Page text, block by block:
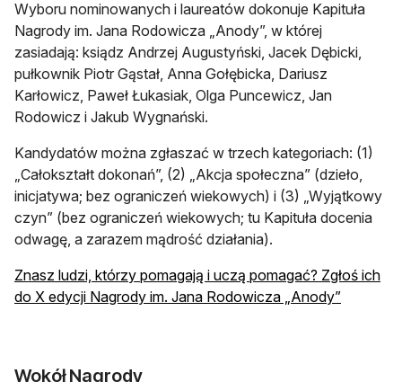
Wyboru nominowanych i laureatów dokonuje Kapituła
Nagrody im. Jana Rodowicza „Anody”, w której
zasiadają: ksiądz Andrzej Augustyński, Jacek Dębicki,
pułkownik Piotr Gąstał, Anna Gołębicka, Dariusz
Karłowicz, Paweł Łukasiak, Olga Puncewicz, Jan
Rodowicz i Jakub Wygnański.
Kandydatów można zgłaszać w trzech kategoriach: (1)
„Całokształt dokonań”, (2) „Akcja społeczna” (dzieło,
inicjatywa; bez ograniczeń wiekowych) i (3) „Wyjątkowy
czyn” (bez ograniczeń wiekowych; tu Kapituła docenia
odwagę, a zarazem mądrość działania).
Znasz ludzi, którzy pomagają i uczą pomagać? Zgłoś ich
do X edycji Nagrody im. Jana Rodowicza „Anody”
Wokół Nagrody